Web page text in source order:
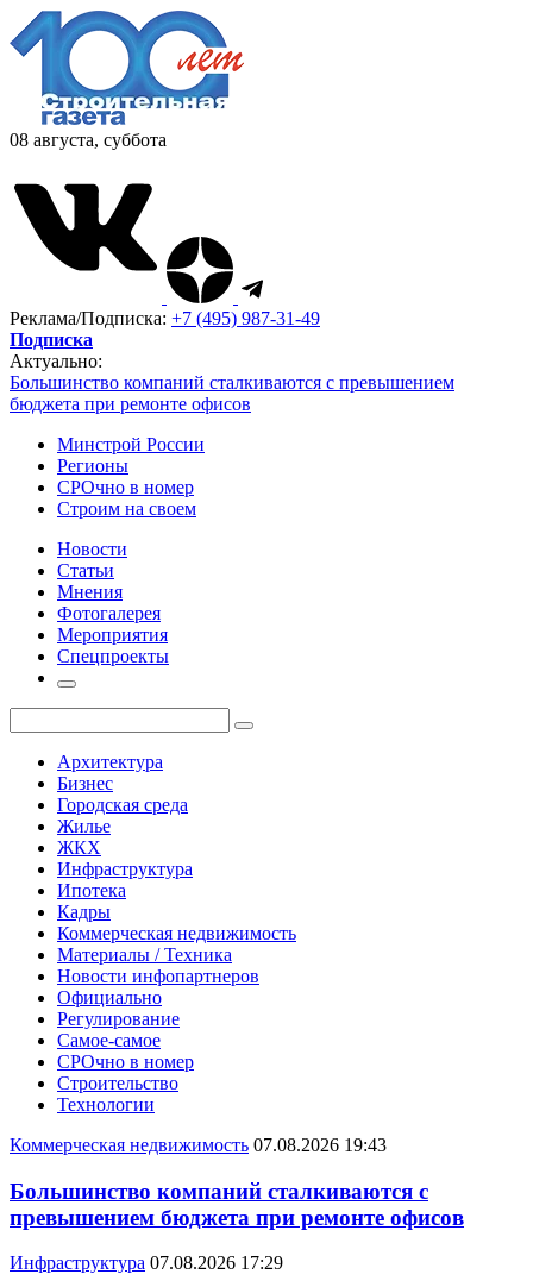
08 августа, суббота
Реклама/Подписка: +7 (495) 987-31-49
Подписка
Актуально:
Большинство компаний сталкиваются с превышением
бюджета при ремонте офисов
Минстрой России
Регионы
СРОчно в номер
Строим на своем
Новости
Статьи
Мнения
Фотогалерея
Мероприятия
Спецпроекты
Архитектура
Бизнес
Городская среда
Жилье
ЖКХ
Инфраструктура
Ипотека
Кадры
Коммерческая недвижимость
Материалы / Техника
Новости инфопартнеров
Официально
Регулирование
Самое-самое
СРОчно в номер
Строительство
Технологии
Коммерческая недвижимость 07.08.2026 19:43
Большинство компаний сталкиваются с
превышением бюджета при ремонте офисов
Инфраструктура 07.08.2026 17:29